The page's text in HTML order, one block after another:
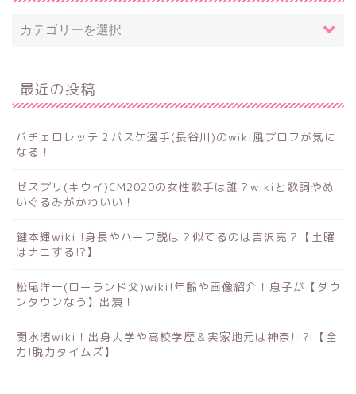
最近の投稿
バチェロレッテ２バスケ選手(長谷川)のwiki風プロフが気に
なる！
ゼスプリ(キウイ)CM2020の女性歌手は誰？wikiと歌詞やぬ
いぐるみがかわいい！
鍵本輝wiki !身長やハーフ説は？似てるのは吉沢亮？【土曜
はナニする!?】
松尾洋一(ローランド父)wiki!年齢や画像紹介！息子が【ダウ
ンタウンなう】出演！
関水渚wiki！出身大学や高校学歴＆実家地元は神奈川?!【全
力!脱力タイムズ】